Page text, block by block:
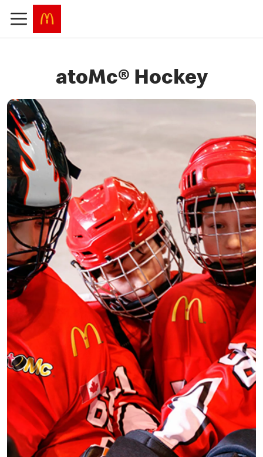
atoMc® Hockey